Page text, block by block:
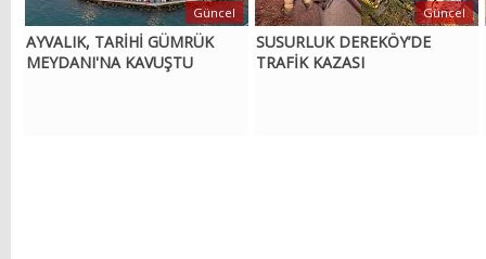
AYVALIK, TARİHİ GÜMRÜK
MEYDANI'NA KAVUŞTU
Güncel
SUSURLUK DEREKÖY’DE
TRAFİK KAZASI
Güncel